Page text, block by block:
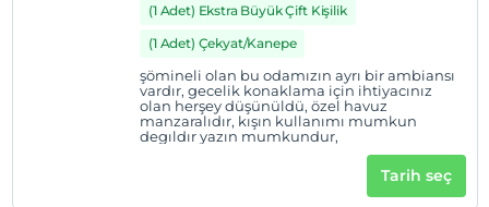
(1 Adet) Ekstra Büyük Çift Kişilik
(1 Adet) Çekyat/Kanepe
şömineli olan bu odamızın ayrı bir ambiansı
vardır, gecelik konaklama için ihtiyacınız
olan herşey düşünüldü, özel havuz
manzaralıdır, kışın kullanımı mumkun
degıldır yazın mumkundur,
Tarih seç